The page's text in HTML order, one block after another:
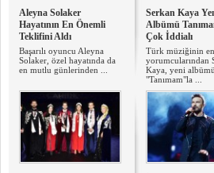
Aleyna Solaker
Hayatının En Önemli
Teklifini Aldı
Başarılı oyuncu Aleyna
Solaker, özel hayatında da
en mutlu günlerinden ...
Serkan Kaya
Albümü
Çok İddialı
Türk müziğinin
yorumcularından
Kaya, yeni albümü
"Tanımam"la ...